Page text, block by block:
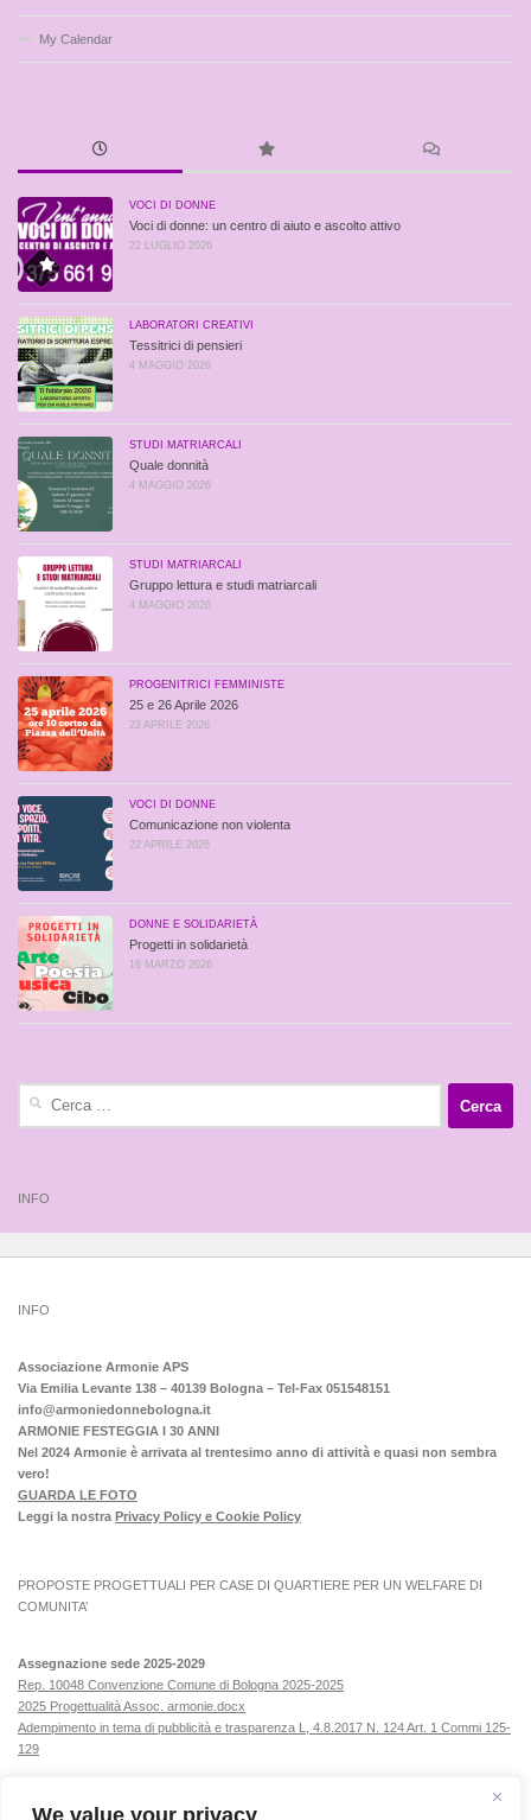
We value your privacy
My Calendar
VOCI DI DONNE
Voci di donne: un centro di aiuto e ascolto attivo
22 LUGLIO 2026
LABORATORI CREATIVI
Tessitrici di pensieri
4 MAGGIO 2026
STUDI MATRIARCALI
Quale donnità
4 MAGGIO 2026
STUDI MATRIARCALI
Gruppo lettura e studi matriarcali
4 MAGGIO 2026
PROGENITRICI FEMMINISTE
25 e 26 Aprile 2026
22 APRILE 2026
VOCI DI DONNE
Comunicazione non violenta
22 APRILE 2026
DONNE E SOLIDARIETÀ
Progetti in solidarietà
16 MARZO 2026
INFO
INFO
Associazione Armonie APS
Via Emilia Levante 138 – 40139 Bologna – Tel-Fax 051548151
info@armoniedonnebologna.it
ARMONIE FESTEGGIA I 30 ANNI
Nel 2024 Armonie è arrivata al trentesimo anno di attività e quasi non sembra
vero!
GUARDA LE FOTO
Leggi la nostra Privacy Policy e Cookie Policy
PROPOSTE PROGETTUALI PER CASE DI QUARTIERE PER UN WELFARE DI
COMUNITA’
Assegnazione sede 2025-2029
Rep. 10048 Convenzione Comune di Bologna 2025-2025
2025 Progettualità Assoc. armonie.docx
Adempimento in tema di pubblicità e trasparenza L, 4.8.2017 N. 124 Art. 1 Commi 125-
129